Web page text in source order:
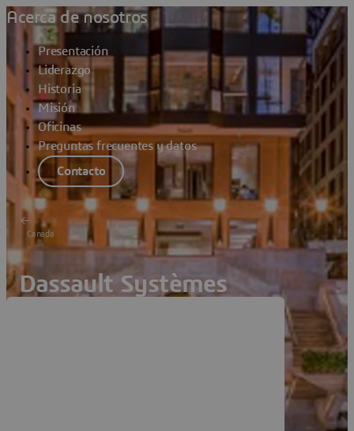
Acerca de nosotros
Presentación
Liderazgo
Historia
Misión
Oficinas
Preguntas frecuentes y datos
Contacto
Canada
Dassault Systèmes